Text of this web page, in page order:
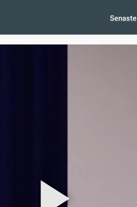
Senaste